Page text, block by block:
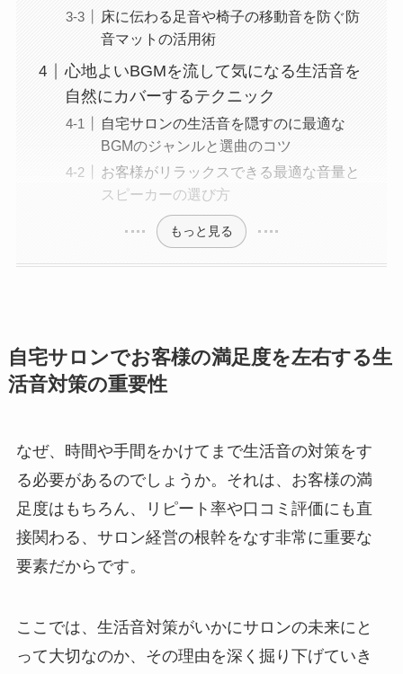
床に伝わる足音や椅子の移動音を防ぐ防
音マットの活用術
心地よいBGMを流して気になる生活音を
自然にカバーするテクニック
自宅サロンの生活音を隠すのに最適な
BGMのジャンルと選曲のコツ
お客様がリラックスできる最適な音量と
スピーカーの選び方
もっと見る
自宅サロンでお客様の満足度を左右する生
活音対策の重要性
なぜ、時間や手間をかけてまで生活音の対策をす
る必要があるのでしょうか。それは、お客様の満
足度はもちろん、リピート率や口コミ評価にも直
接関わる、サロン経営の根幹をなす非常に重要な
要素だからです。
ここでは、生活音対策がいかにサロンの未来にと
って大切なのか、その理由を深く掘り下げていき